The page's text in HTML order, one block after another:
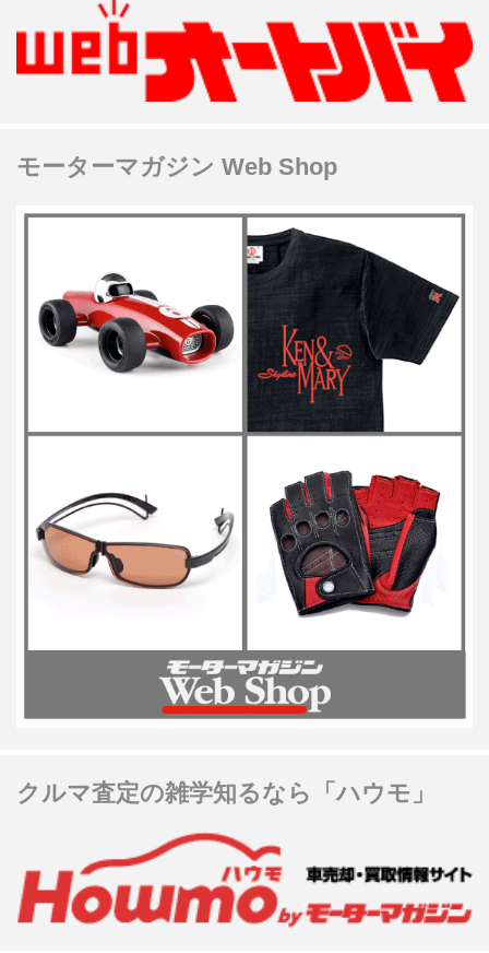
モーターマガジン Web Shop
クルマ査定の雑学知るなら「ハウモ」